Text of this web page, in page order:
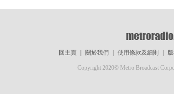
回主頁｜ 關於我們 使用條款及細則
Copyright 2020© Metro Broadcast